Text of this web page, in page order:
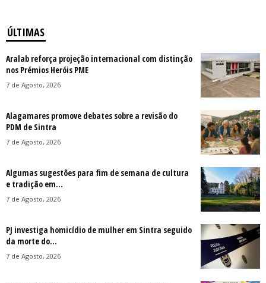
ÚLTIMAS
Aralab reforça projeção internacional com distinção
nos Prémios Heróis PME
7 de Agosto, 2026
Alagamares promove debates sobre a revisão do
PDM de Sintra
7 de Agosto, 2026
Algumas sugestões para fim de semana de cultura
e tradição em...
7 de Agosto, 2026
PJ investiga homicídio de mulher em Sintra seguido
da morte do...
7 de Agosto, 2026